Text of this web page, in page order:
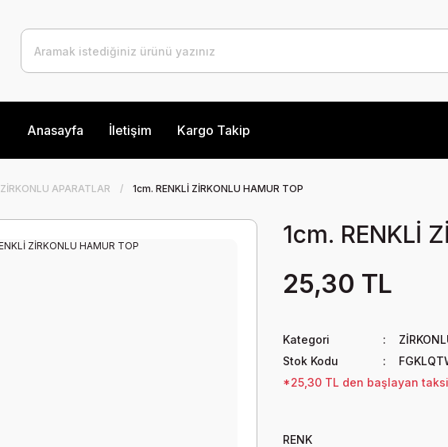
Anasayfa İletişim Kargo Takip
ZİRKONLU APARATLAR 1cm. RENKLİ ZİRKONLU HAMUR TOP
1cm. RENKLİ
25,30 TL
Kategori
Stok Kodu
*25,30 TL den başlayan
RENK